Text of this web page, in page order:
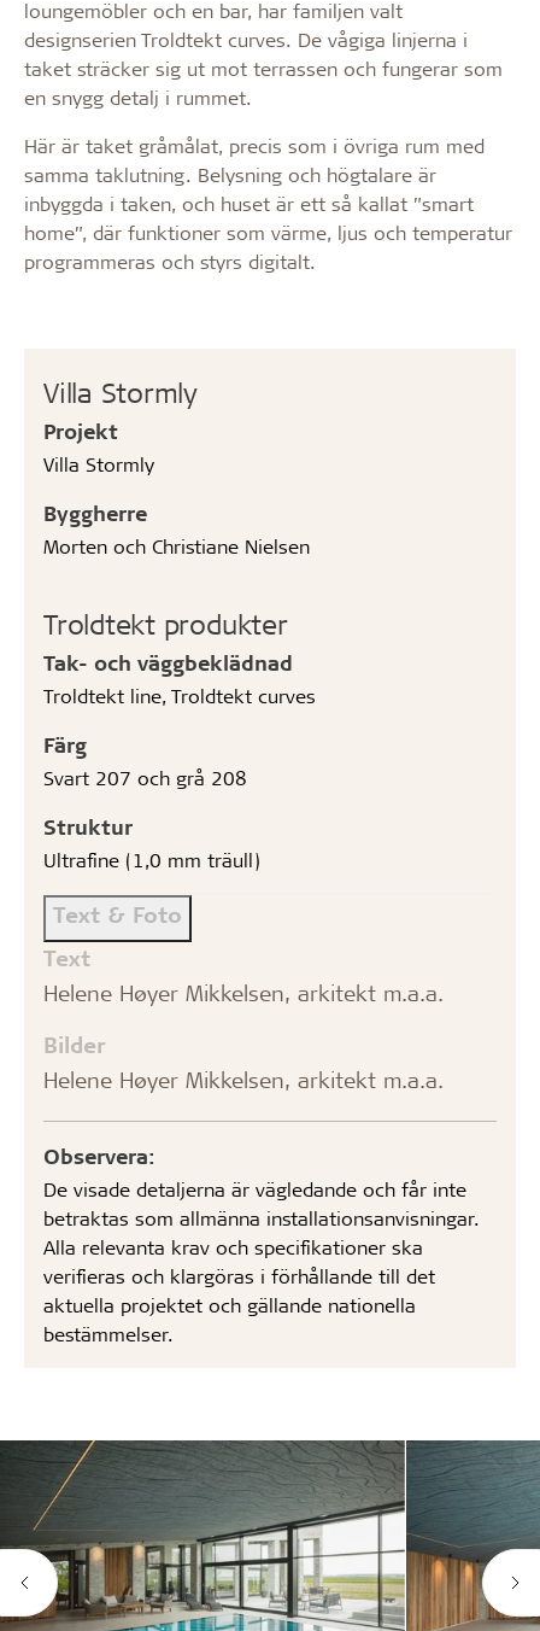
Villa Stormly
Projekt
Villa Stormly
Byggherre
Morten och Christiane Nielsen
Troldtekt produkter
Tak- och väggbeklädnad
Troldtekt line, Troldtekt curves
Färg
Svart 207 och grå 208
Struktur
Ultrafine (1,0 mm träull)
Text & Foto
Text
Helene Høyer Mikkelsen, arkitekt m.a.a.
Bilder
Helene Høyer Mikkelsen, arkitekt m.a.a.
Observera:
De visade detaljerna är vägledande och får inte
betraktas som allmänna installationsanvisningar.
Alla relevanta krav och specifikationer ska
verifieras och klargöras i förhållande till det
aktuella projektet och gällande nationella
bestämmelser.
loungemöbler och en bar, har familjen valt
designserien Troldtekt curves. De vågiga linjerna i
taket sträcker sig ut mot terrassen och fungerar som
en snygg detalj i rummet.
Här är taket gråmålat, precis som i övriga rum med
samma taklutning. Belysning och högtalare är
inbyggda i taken, och huset är ett så kallat ”smart
home”, där funktioner som värme, ljus och temperatur
programmeras och styrs digitalt.